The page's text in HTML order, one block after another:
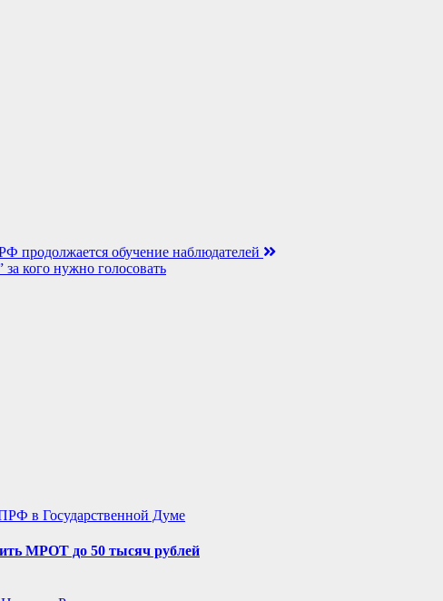
продолжается обучение наблюдателей
кого нужно голосовать
в Государственной Думе
МРОТ до 50 тысяч рублей